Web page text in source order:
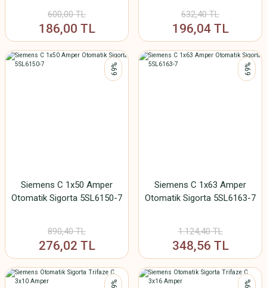
600,00 TL
186,00 TL
632,40 TL
196,04 TL
%69
Siemens C 1x50 Amper
Otomatik Sigorta 5SL6150-7
890,40 TL
276,02 TL
%69
Siemens C 1x63 Amper
Otomatik Sigorta 5SL6163-7
1.124,40 TL
348,56 TL